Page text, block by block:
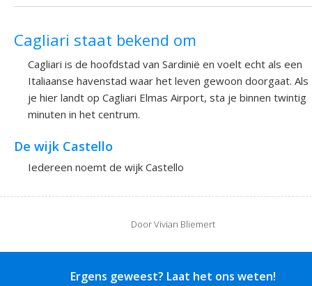
Cagliari staat bekend om
Cagliari is de hoofdstad van Sardinië en voelt echt als een
Italiaanse havenstad waar het leven gewoon doorgaat. Als
je hier landt op Cagliari Elmas Airport, sta je binnen twintig
minuten in het centrum.
De wijk Castello
Iedereen noemt de wijk Castello
Door Vivian Bliemert
Ergens geweest? Laat het ons weten!